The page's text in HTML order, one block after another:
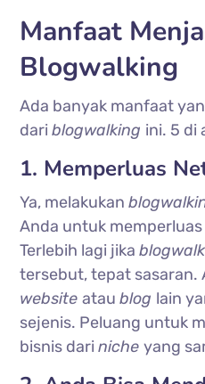
Manfaat
Blogwalking
Ada banyak manfaat
dariblogwalking ini. 5 di
1. Memperluas
Ya, melakukan
Anda untuk
Terlebih lagi jika
tersebut, tepat sasaran.
websiteataublog lain
sejenis. Peluang untuk
bisnis darinicheyang